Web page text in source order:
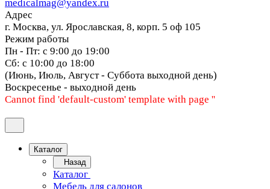
medicalmag@yandex.ru
Адрес
г. Москва, ул. Ярославская, 8, корп. 5 оф 105
Режим работы
Пн - Пт: с 9:00 до 19:00
Сб: с 10:00 до 18:00
(Июнь, Июль, Август - Суббота выходной день)
Воскресенье - выходной день
Cannot find 'default-custom' template with page ''
Каталог
Назад
Каталог
Мебель для салонов